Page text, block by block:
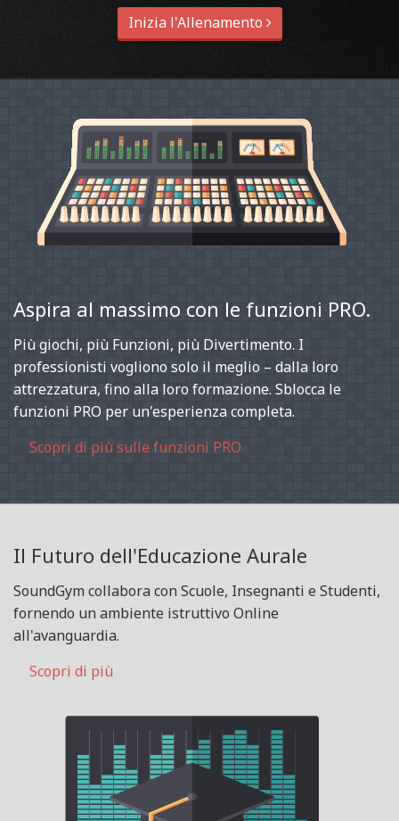
Inizia l'Allenamento
Aspira al massimo con le funzioni PRO.
Più giochi, più Funzioni, più Divertimento. I
professionisti vogliono solo il meglio – dalla loro
attrezzatura, fino alla loro formazione. Sblocca le
funzioni PRO per un'esperienza completa.
Scopri di più sulle funzioni PRO
Il Futuro dell'Educazione Aurale
SoundGym collabora con Scuole, Insegnanti e Studenti,
fornendo un ambiente istruttivo Online
all'avanguardia.
Scopri di più